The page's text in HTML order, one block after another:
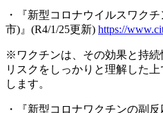
・『新型コロナウイルスワク
市) 』 (R4/1/25更新) https://
※ ワクチンは、その効果と持
リスクをしっかりと理解した
します。
・『新型コロナワクチンの副